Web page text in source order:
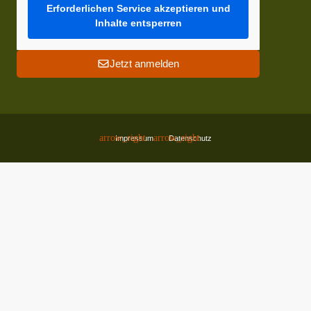
Erforderlichen Service akzeptieren und
Inhalte entsperren
Jetzt anmelden
Impressum Datenschutz